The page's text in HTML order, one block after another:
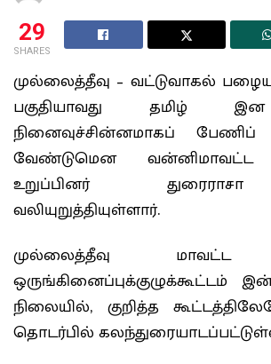
29
SHARES
முல்லைத்தீவு – வட்டுவாகல்
பகுதியாவது தமிழ்
நினைவுச்சின்னமாகப் பேணிப்
வேண்டுமென வன்னிமாவட்ட
உறுப்பினர்
வலியுறுத்தியுள்ளார்.
முல்லைத்தீவு மாவட்ட
ஒருங்கினைப்புக்குழுக்கூட்டம்
நிலையில், குறித்த
தொடர்பில்